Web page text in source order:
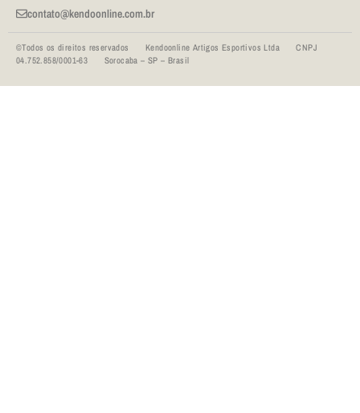
contato@kendoonline.com.br
©Todos os direitos reservados Kendoonline Artigos Esportivos Ltda CNPJ
04.752.858/0001-63 Sorocaba – SP – Brasil